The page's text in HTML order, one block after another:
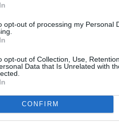
opt-out of processing my Personal
opt-out of Collection, Use,
Data that Is Unrelated with
CONFIRM
Sgarbi. Sunt aici la
Guidone Ovest . Este ora
după 20 de ore de
Și ei ce fac?
pe care îl primești